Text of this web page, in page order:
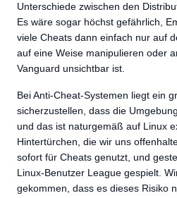
Unterschiede zwischen den
Es wäre sogar höchst gefährlich,
viele Cheats dann einfach nur auf
auf eine Weise manipulieren oder
Vanguard unsichtbar ist.
Bei Anti-Cheat-Systemen liegt ein
sicherzustellen, dass die
und das ist naturgemäß auf Linux
Hintertürchen, die wir uns
sofort für Cheats genutzt, und
Linux-Benutzer League gespielt.
gekommen, dass es dieses Risiko